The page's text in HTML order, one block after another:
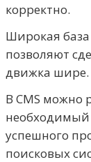
корректно.
Широкая
позволяют
движка шире.
В CMS можно
необходимый
успешного
поисковых